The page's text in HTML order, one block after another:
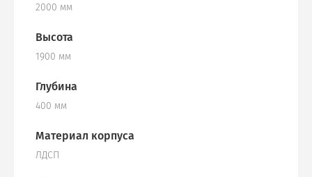
2000 мм
Высота
1900 мм
Глубина
400 мм
Материал корпуса
ЛДСП